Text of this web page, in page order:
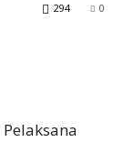
0
294
Pelaksana